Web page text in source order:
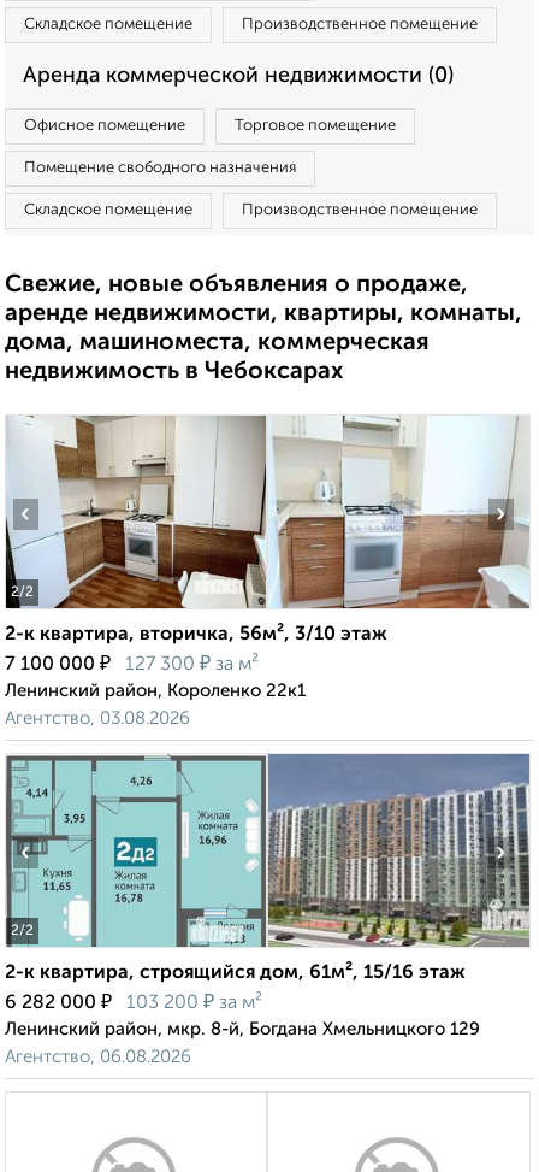
Складское помещение Производственное помещение
Аренда коммерческой недвижимости (0)
Офисное помещение Торговое помещение
Помещение свободного назначения
Складское помещение Производственное помещение
Свежие, новые объявления о продаже,
аренде недвижимости, квартиры, комнаты,
дома, машиноместа, коммерческая
недвижимость в Чебоксарах
2/2
‹ ›
2-к квартира, вторичка, 56м², 3/10 этаж
7 100 000 ₽ 127 300 ₽ за м²
Ленинский район, Короленко 22к1
Агентство, 03.08.2026
2/2
‹ ›
2-к квартира, строящийся дом, 61м², 15/16 этаж
6 282 000 ₽ 103 200 ₽ за м²
Ленинский район, мкр. 8-й, Богдана Хмельницкого 129
Агентство, 06.08.2026